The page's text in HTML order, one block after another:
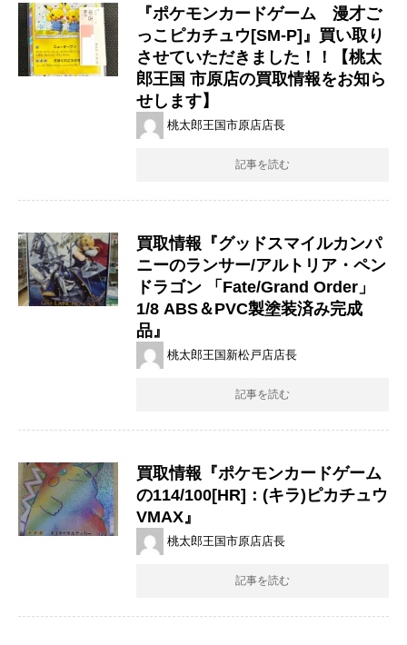
『ポケモンカードゲーム 漫才ご
っこピカチュウ[SM-P]』買い取り
させていただきました！！【桃太
郎王国 市原店の買取情報をお知ら
せします】
桃太郎王国市原店店長
記事を読む
買取情報『グッドスマイルカンパ
ニーのランサー/アルトリア・ペン
ドラゴン ​「Fate/Grand ​Order」 ​
1/8 ​ABS＆PVC製塗装済み完成
品』
桃太郎王国新松戸店店長
記事を読む
買取情報『ポケモンカードゲーム
の114/100[HR]：(キラ)ピカチュウ
VMAX』
桃太郎王国市原店店長
記事を読む